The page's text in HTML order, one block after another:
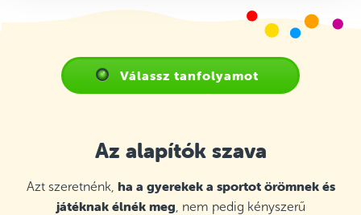
Válassz tanfolyamot
Az alapítók szava
Azt szeretnénk, ha a gyerekek a sportot örömnek és
játéknak élnék meg , nem pedig kényszerű